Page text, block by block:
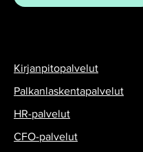
Kirjanpitopalvelut
Palkanlaskentapalvelut
HR-palvelut
CFO-palvelut